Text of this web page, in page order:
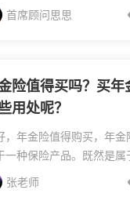
动性能低，其风险也就愈
金上的稳定性。从其缴纳
首席顾问思思
险值得买吗？买年
用处呢？
，年金险值得购买，年金
一种保险产品。既然是属
那肯定也是由保险公司承
受银保监会的监管。即使
张老师